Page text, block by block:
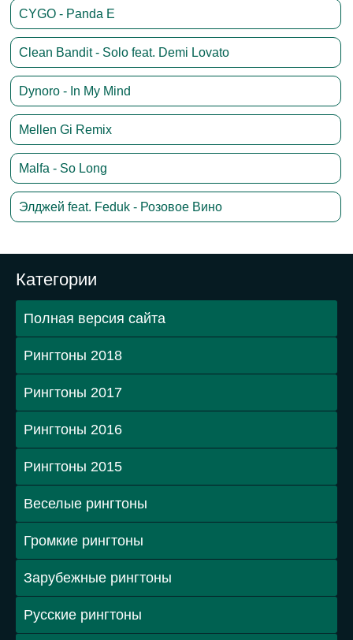
CYGO - Panda E
Clean Bandit - Solo feat. Demi Lovato
Dynoro - In My Mind
Mellen Gi Remix
Malfa - So Long
Элджей feat. Feduk - Розовое Вино
Категории
Полная версия сайта
Рингтоны 2018
Рингтоны 2017
Рингтоны 2016
Рингтоны 2015
Веселые рингтоны
Громкие рингтоны
Зарубежные рингтоны
Русские рингтоны